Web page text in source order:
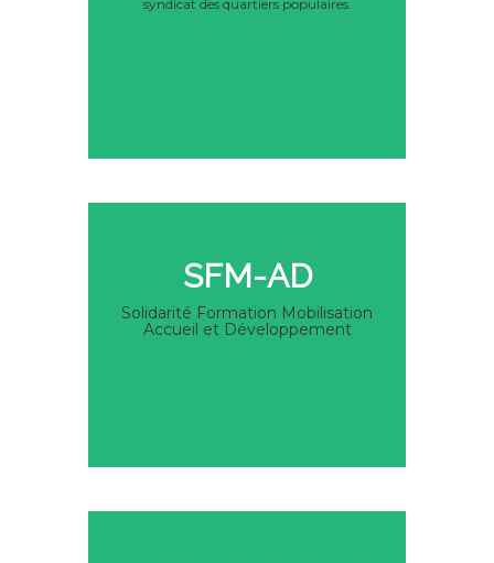
syndicat des quartiers populaires.
SFM-AD
Solidarité Formation Mobilisation
Accueil et Développement